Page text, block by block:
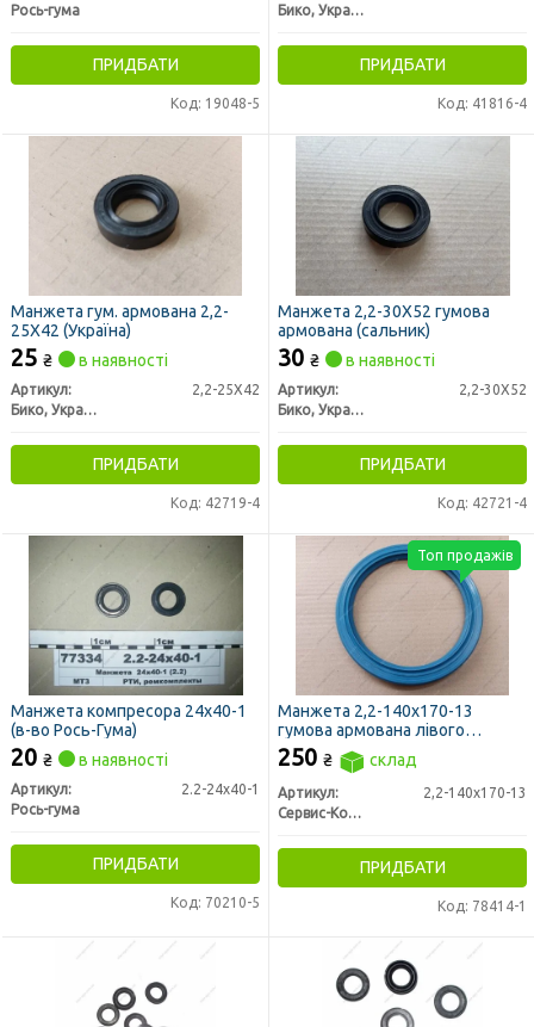
Рось-гума
ПРИДБАТИ
Код: 19048-5
Бико, Украина
ПРИДБАТИ
Код: 41816-4
Манжета гум. армована 2,2-
25X42 (Україна)
25 ₴ в наявності
Артикул:
2,2-25X42
Бико, Украина
ПРИДБАТИ
Код: 42719-4
Манжета 2,2-30X52 гумова
армована (сальник)
30 ₴ в наявності
Артикул:
2,2-30X52
Бико, Украина
ПРИДБАТИ
Код: 42721-4
Манжета компресора 24х40-1
(в-во Рось-Гума)
20 ₴ в наявності
Артикул:
2.2-24х40-1
Рось-гума
ПРИДБАТИ
Код: 70210-5
Манжета 2,2-140х170-13
гумова армована лівого
обертання (синя) (вир-во
Україна)
250 ₴ склад
Артикул:
2,2-140х170-13
Сервис-Комплектация ООО, Украина
ПРИДБАТИ
Код: 78414-1
Топ продажів